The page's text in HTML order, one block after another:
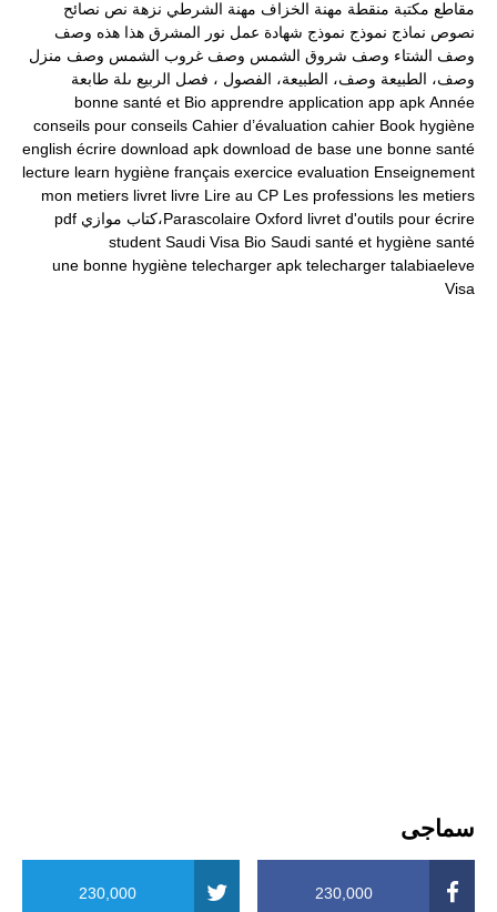
مقاطع مكتبة منقطة مهنة الخزاف مهنة الشرطي نزهة نص نصائح
نصوص نماذج نموذج نموذج شهادة عمل نور المشرق هذا هذه وصف
وصف الشتاء وصف شروق الشمس وصف غروب الشمس وصف منزل
وصف، الطبيعة وصف، الطبيعة، الفصول ، فصل الربيع ىلة طابعة
Année
apk
app
application
apprendre
Bio
bonne santé et
hygiène
Book
cahier
Cahier d’évaluation
conseils
conseils pour
une bonne santé
de base
download
download apk
écrire
english
Enseignement
evaluation
exercice
français
hygiène
learn
lecture
les metiers
Les professions
Lire au CP
livre
livret
metiers
mon
livret d'outils pour écrire
Oxford Parascolaire،كتاب موازي
pdf
santé
santé et hygiène
Saudi
Saudi Visa Bio
student
talabiaeleve
telecharger
telecharger apk
une bonne hygiène
Visa
سماجی
230,000
230,000